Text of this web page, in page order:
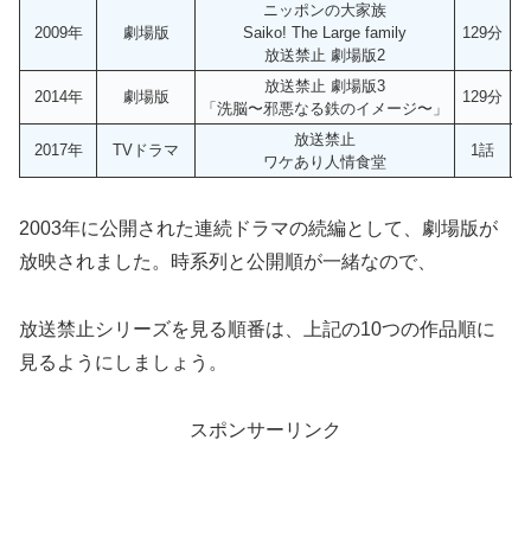
2009年 劇場版
ニッポンの大家族
Saiko! The Large family
放送禁止 劇場版2
129分
2014年 劇場版
放送禁止 劇場版3
「洗脳〜邪悪なる鉄のイメージ〜」
129分
2017年 TVドラマ
放送禁止
ワケあり人情食堂
1話
2003年に公開された連続ドラマの続編として、劇場版が
放映されました。時系列と公開順が一緒なので、
放送禁止シリーズを見る順番は、上記の10つの作品順に
見るようにしましょう。
スポンサーリンク